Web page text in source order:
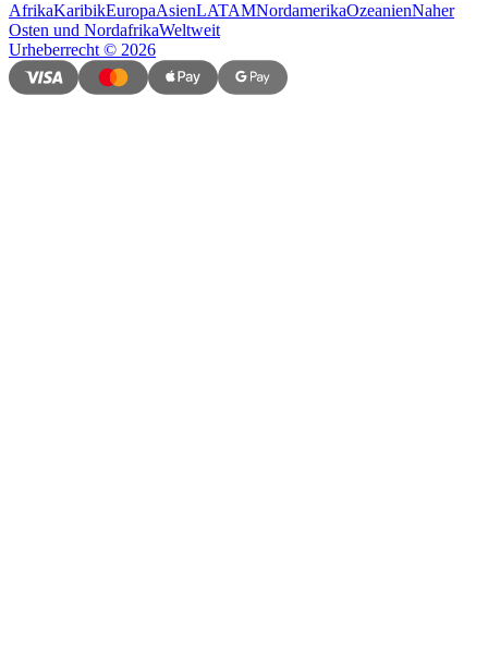
AfrikaKaribikEuropaAsienLATAMNordamerikaOzeanienNaher
Osten und NordafrikaWeltweit
Urheberrecht© 2026